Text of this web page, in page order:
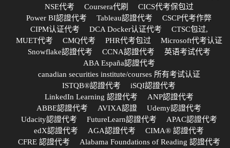
NSE代考
Coursera代刷
CICS代考保包过
Power BI認證代考
Tableau認證代考
CSCP代考作弊
CIPM认证代考
DCA Docker认证代考
CTSC包过,
MUET代考
CMQ代考 PHR代考包过
Microsoft代考认证
Snowflake認證代考
CCNA認證代考
英语考试代考
ABA España認證代考
canadian securities institute/courses 所有考试认证
ISTQB®認證代考
iSQI認證代考
LinkedIn Learning 認證代考
ANP認證代考
ABBE認證代考
AVIXA認證
Udemy認證代考
Udacity認證代考
FutureLearn認證代考
APAC認證代考
edX認證代考
AGA認證代考
CIMA® 認證代考
CFRE 認證代考
Alabama Foundations of Reading 認證代考